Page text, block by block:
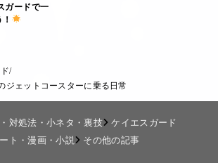
ガードで一
ジェットコースターに乗る日常
対処法・小ネタ・裏技
ケイエスガード
ト・漫画・小説
その他の記事